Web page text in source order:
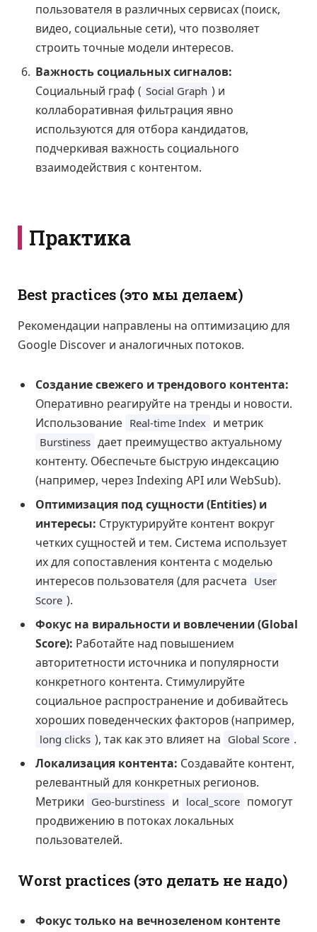
пользователя в различных сервисах (поиск,
видео, социальные сети), что позволяет
строить точные модели интересов.
Важность социальных сигналов:
Социальный граф ( Social Graph ) и
коллаборативная фильтрация явно
используются для отбора кандидатов,
подчеркивая важность социального
взаимодействия с контентом.
Практика
Best practices (это мы делаем)
Рекомендации направлены на оптимизацию для
Google Discover и аналогичных потоков.
Создание свежего и трендового контента:
Оперативно реагируйте на тренды и новости.
Использование Real-time Index и метрик
Burstiness дает преимущество актуальному
контенту. Обеспечьте быструю индексацию
(например, через Indexing API или WebSub).
Оптимизация под сущности (Entities) и
интересы: Структурируйте контент вокруг
четких сущностей и тем. Система использует
их для сопоставления контента с моделью
интересов пользователя (для расчета User
Score ).
Фокус на виральности и вовлечении (Global
Score): Работайте над повышением
авторитетности источника и популярности
конкретного контента. Стимулируйте
социальное распространение и добивайтесь
хороших поведенческих факторов (например,
long clicks ), так как это влияет на Global Score .
Локализация контента: Создавайте контент,
релевантный для конкретных регионов.
Метрики Geo-burstiness и local_score помогут
продвижению в потоках локальных
пользователей.
Worst practices (это делать не надо)
Фокус только на вечнозеленом контенте